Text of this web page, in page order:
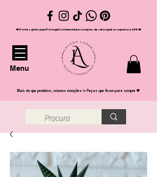
❤️ Portes grátis para Portugal Continental em compras de valor igual ou superior a 65€ ❤️
Menu
Mais do que produtos, criamos emoções ✨ Peças que ficam para sempre 💖